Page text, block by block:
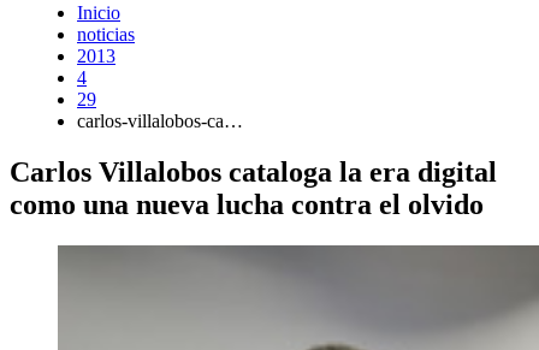
Inicio
noticias
2013
4
29
carlos-villalobos-ca…
Carlos Villalobos cataloga la era digital
como una nueva lucha contra el olvido